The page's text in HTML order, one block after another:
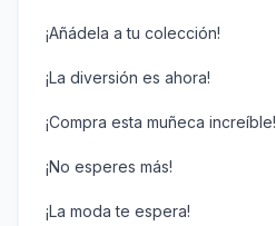
¡Añádela a tu colección!
¡La diversión es ahora!
¡Compra esta muñeca increíble!
¡No esperes más!
¡La moda te espera!